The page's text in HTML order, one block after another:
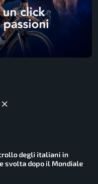
degli italiani in
svolta dopo il Mondiale